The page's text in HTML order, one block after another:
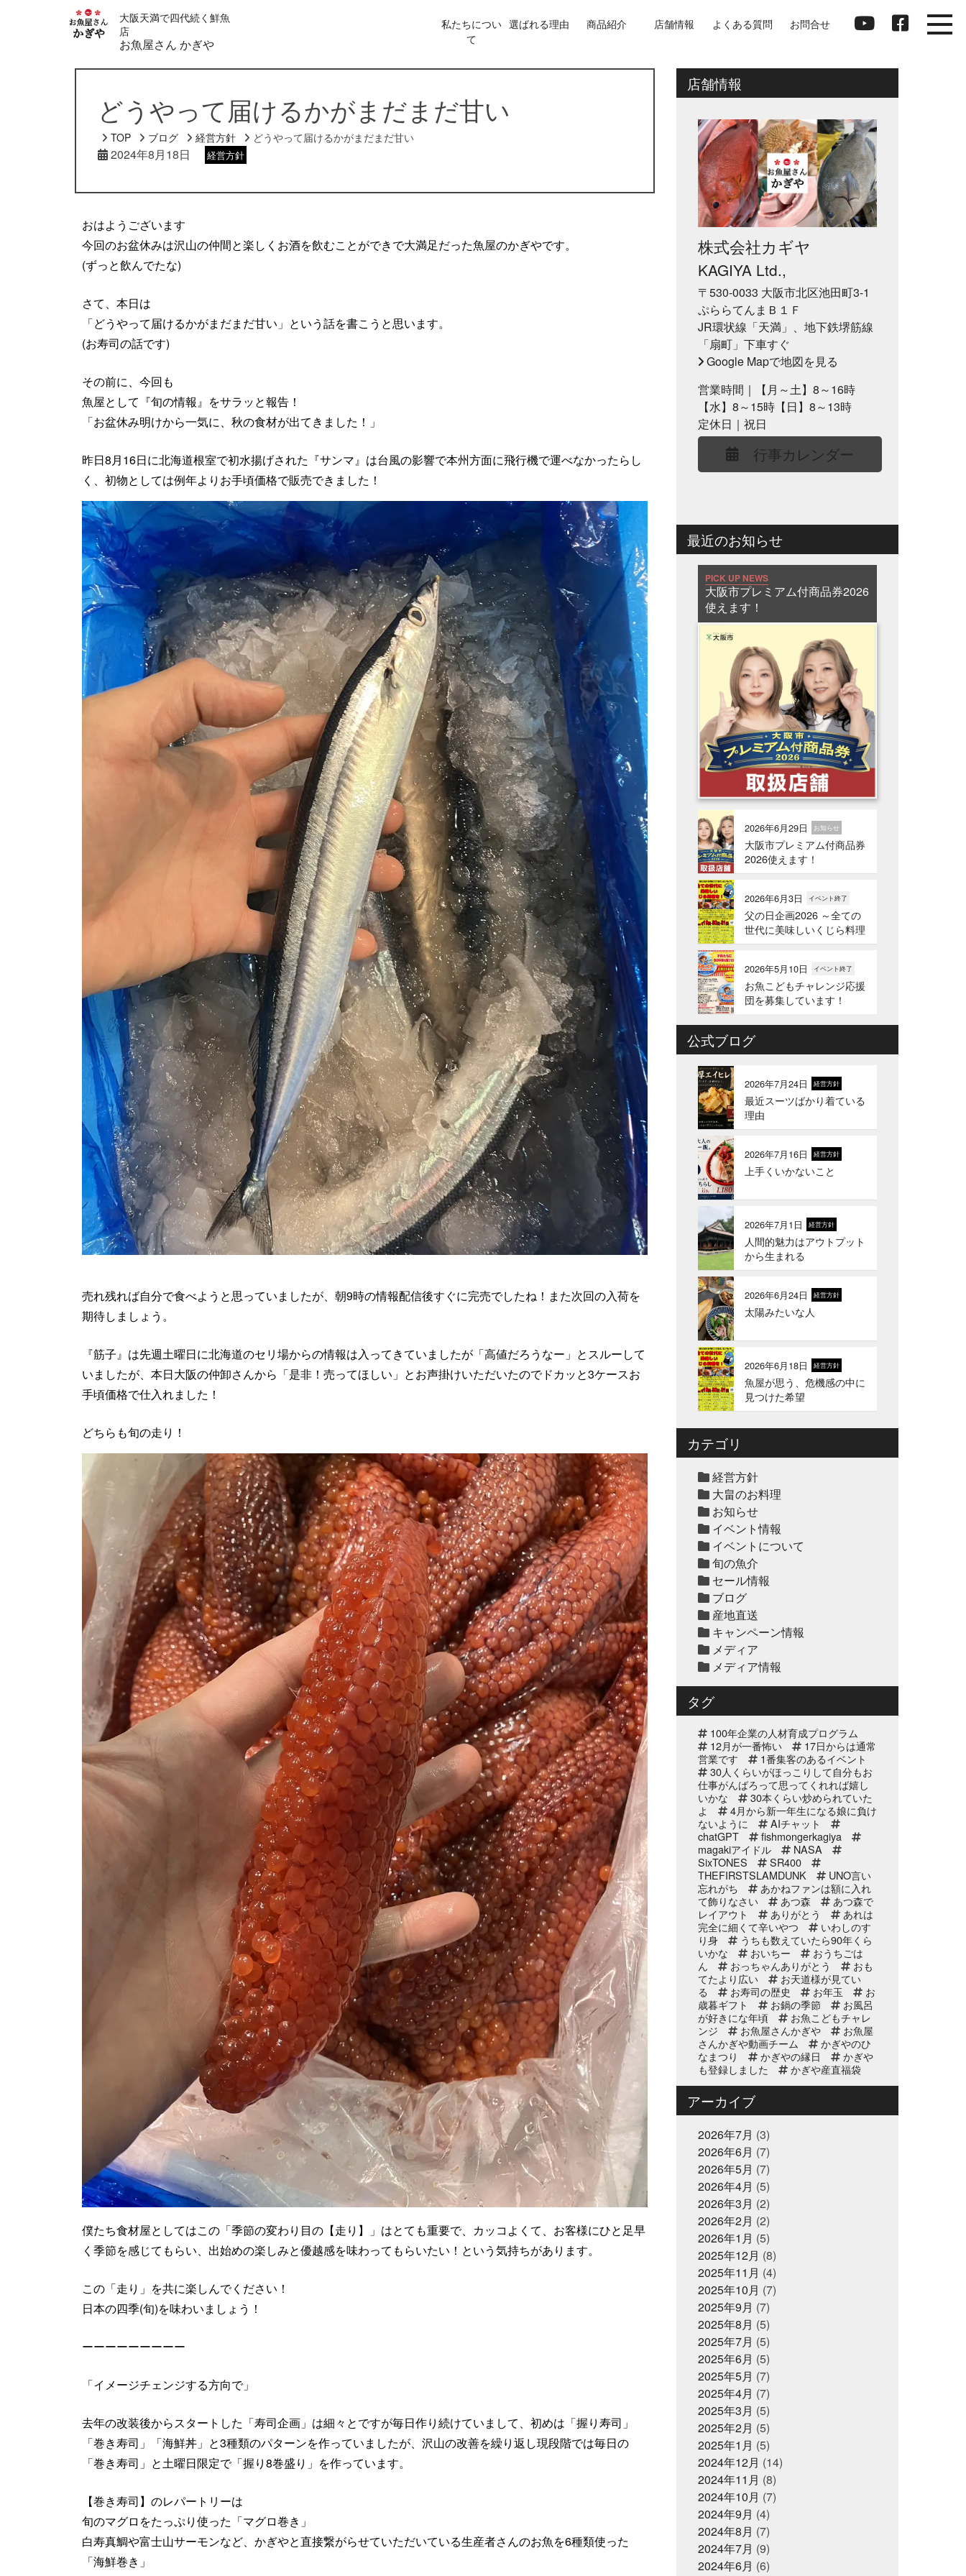
大阪天満で四代続く鮮魚
店
お魚屋さん かぎや
お問合せ
よくある質問
店舗情報
商品紹介
選ばれる理由
私たちについ
て
どうやって届けるかがまだまだ甘い
TOP ブログ 経営方針 どうやって届けるかがまだまだ甘い
2024年8月18日 経営方針
おはようございます
今回のお盆休みは沢山の仲間と楽しくお酒を飲むことができで大満足だった魚屋のかぎやです。
(ずっと飲んでたな)
さて、本日は
「どうやって届けるかがまだまだ甘い」という話を書こうと思います。
(お寿司の話です)
その前に、今回も
魚屋として『旬の情報』をサラッと報告！
「お盆休み明けから一気に、秋の食材が出てきました！」
昨日8月16日に北海道根室で初水揚げされた『サンマ』は台風の影響で本州方面に飛行機で運べなかったらし
く、初物としては例年よりお手頃価格で販売できました！
売れ残れば自分で食べようと思っていましたが、朝9時の情報配信後すぐに完売でしたね！また次回の入荷を
期待しましょう。
『筋子』は先週土曜日に北海道のセリ場からの情報は入ってきていましたが「高値だろうなー」とスルーして
いましたが、本日大阪の仲卸さんから「是非！売ってほしい」とお声掛けいただいたのでドカッと3ケースお
手頃価格で仕入れました！
どちらも旬の走り！
僕たち食材屋としてはこの「季節の変わり目の【走り】」はとても重要で、カッコよくて、お客様にひと足早
く季節を感じてもらい、出始めの楽しみと優越感を味わってもらいたい！という気持ちがあります。
この「走り」を共に楽しんでください！
日本の四季(旬)を味わいましょう！
ーーーーーーーーー
「イメージチェンジする方向で」
去年の改装後からスタートした「寿司企画」は細々とですが毎日作り続けていまして、初めは「握り寿司」
「巻き寿司」「海鮮丼」と3種類のパターンを作っていましたが、沢山の改善を繰り返し現段階では毎日の
「巻き寿司」と土曜日限定で「握り8巻盛り」を作っています。
【巻き寿司】のレパートリーは
旬のマグロをたっぷり使った「マグロ巻き」
白寿真鯛や富士山サーモンなど、かぎやと直接繋がらせていただいている生産者さんのお魚を6種類使った
「海鮮巻き」
店舗情報
株式会社カギヤ
KAGIYA Ltd.,
〒530-0033 大阪市北区池田町3-1
ぷららてんまＢ１Ｆ
JR環状線「天満」、地下鉄堺筋線
「扇町」下車すぐ
Google Mapで地図を見る
営業時間｜【月～土】8～16時
【水】8～15時【日】8～13時
定休日｜祝日
行事カレンダー
最近のお知らせ
PICK UP NEWS
大阪市プレミアム付商品券2026
使えます！
2026年6月29日 お知らせ
大阪市プレミアム付商品券
2026使えます！
2026年6月3日 イベント終了
父の日企画2026 ～全ての
世代に美味しいくじら料理
を！～
2026年5月10日 イベント終了
お魚こどもチャレンジ応援
団を募集しています！
2026年4月6日
お魚こどもチャレンジ第
2026年3月24日
お魚屋さんかぎやの創業祭
2026年3月10日
春ギフトはかぎやオンライ
2026年1月21日
冬のギフトはかぎやオンラ
2026年1月1日
2026年 新年のご挨拶
2025年12月12日
冬の鍋おすすめ4選”予約販
2025年12月10日
休業のお知らせ
年末年始営業日のお知らせ
2025年12月10日
ハタ鍋セット予約受付中
2025年
天草大王水炊きセット予約
受付中2025年
2025年12月10日
白寿真鯛しゃぶしゃぶ用切
2025年12月10日 セール終了
ブリしゃぶ用切り身予約受
付中2025年
2025年11月25日 イベント終了
サンタのオジサンがやって
くる 〜心がほっこりをプ
レゼント〜
2025年10月31日 イベント終了
お魚屋さんかぎやの感謝祭
2025年10月2日 イベント終了
第8回 鰹の藁焼き 実演販
売
2025年9月11日 お知らせ
リニューアルオープン2周
年のお知らせ
2025年8月20日
8/24(日) 子ども未来EXPO
に出展｜お魚かるたお披露
目
2025年8月17日
敬老の日の贈り物は、かぎ
やオンラインストアで！ご
予約受付中
2025年7月2日
2025年夏季休暇のお知ら
せ
2025年6月16日
【夏ギフト・お中元】は、
かぎやオンラインストアで
2025年5月31日
父の日企画～全ての世代に
美味しいくじら料理を！～
2025年5月1日
お魚こどもチャレンジ第9
弾
2025年4月14日
クレジットカード決済対応
のお知らせ
公式ブログ
2026年7月24日 経営方針
最近スーツばかり着ている
理由
2026年7月16日 経営方針
上手くいかないこと
2026年7月1日 経営方針
人間的魅力はアウトプット
から生まれる
2026年6月24日 経営方針
太陽みたいな人
2026年6月18日 経営方針
魚屋が思う、危機感の中に
見つけた希望
カテゴリ
経営方針
大畠のお料理
お知らせ
イベント情報
イベントについて
旬の魚介
セール情報
ブログ
産地直送
キャンペーン情報
メディア
メディア情報
タグ
100年企業の人材育成プログラム
12月が一番怖い
17日からは通常
営業です
1番集客のあるイベント
30人くらいがほっこりして自分もお
仕事がんばろって思ってくれれば嬉し
いかな
30本くらい炒められていた
よ
4月から新一年生になる娘に負け
ないように
AIチャット
chatGPT
fishmongerkagiya
magakiアイドル
NASA
SixTONES
SR400
THEFIRSTSLAMDUNK
UNO言い
忘れがち
あかねファンは額に入れ
て飾りなさい
あつ森
あつ森で
レイアウト
ありがとう
あれは
完全に細くて辛いやつ
いわしのす
り身
うちも数えていたら90年くら
いかな
おいちー
おうちごは
ん
おっちゃんありがとう
おも
てたより広い
お天道様が見てい
る
お寿司の歴史 お年玉
お
歳暮ギフト
お鍋の季節
お風呂
が好きにな年頃
お魚こどもチャレ
ンジ
お魚屋さんかぎや
お魚屋
さんかぎや動画チーム
かぎやのひ
なまつり
かぎやの縁日
かぎや
も登録しました
かぎや産直福袋
かなぎちりめん
こどもの日
この価格で今年も販売できたことが
これはもう登録せんと
ぶいぼ
すり身
ビニでこれ欲しいって買わされたポチ
袋
そうなの！？
たいことがある
の思い出
それを作るのが僕のお仕
事
そろそろお魚は秋色
ろ中年と呼ばれる年齢
係ねぇ
そんな思い出が多い方がい
いと思う
たまたま出てきたフレー
ズ
だから感謝の輪をつなぐ
いつい喋り過ぎてしまう
月がきてしまった
ってね
てっちり
ととのいガツオ
いけど
どじょう金魚すくいってな
に
どれも絶対に食べてもらいた
い
なんでも知ってる友達が1人増え
た感覚
にんにく卵黄
注射
ひとりひとりが輝ける舞台
ひとり映画
かお年玉をもらえるとは
トボールしたいな
う
また来年もやろう
いつもありがとうな
いことしよう
てくれると有難い
いていかないと
やり甲斐と経験と実績
ビーズ
イカナゴ解禁
ンター
イワシのすり身試食販売
インドアスポーツの元バスケットマ
ン
オッサン2人の仲良し話
パピ
カゴカマス
ニアレルギー
アーカイブ
2026年7月 (3)
2026年6月 (7)
2026年5月 (7)
2026年4月 (5)
2026年3月 (2)
2026年2月 (2)
2026年1月 (5)
2025年12月 (8)
2025年11月 (4)
2025年10月 (7)
2025年9月 (7)
2025年8月 (5)
2025年7月 (5)
2025年6月 (5)
2025年5月 (7)
2025年4月 (7)
2025年3月 (5)
2025年2月 (5)
2025年1月 (5)
2024年12月 (14)
2024年11月 (8)
2024年10月 (7)
2024年9月 (4)
2024年8月 (7)
2024年7月 (9)
2024年6月 (6)